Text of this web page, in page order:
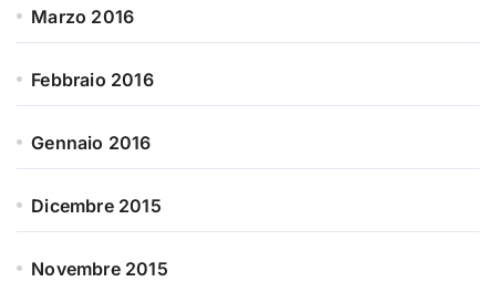
Marzo 2016
Febbraio 2016
Gennaio 2016
Dicembre 2015
Novembre 2015